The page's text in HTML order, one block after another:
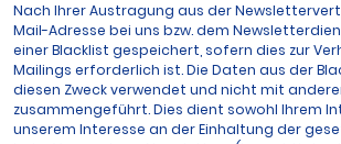
Nach Ihrer Austragung aus der
Mail-Adresse bei uns bzw. dem
einer Blacklist gespeichert, sofern dies zur
Mailings erforderlich ist. Die Daten aus der
diesen Zweck verwendet und nicht mit
zusammengeführt. Dies dient sowohl Ihrem
unserem Interesse an der Einhaltung der